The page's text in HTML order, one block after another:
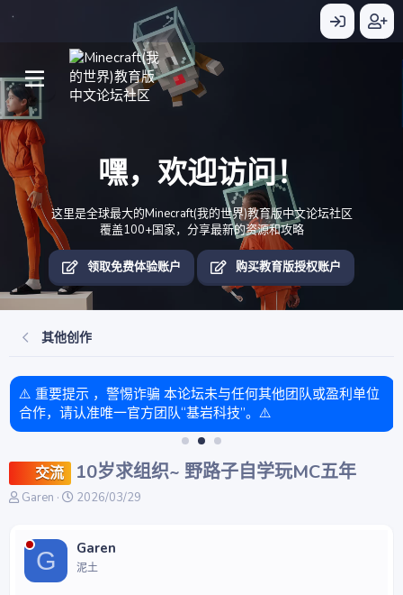
嘿，欢迎访问！
这里是全球最大的Minecraft(我的世界)教育版中文论坛社区
覆盖100+国家，分享最新的资源和攻略
领取免费体验账户 购买教育版授权账户
其他创作
⚠️ 重要提示 ，警惕诈骗 本论坛未与任何其他团队或盈利单位
合作，请认准唯一官方团队“基岩科技”。⚠️
交流 10岁求组织~ 野路子自学玩MC五年
主
起
Garen
开
间
2026/03/29
G Garen
泥土